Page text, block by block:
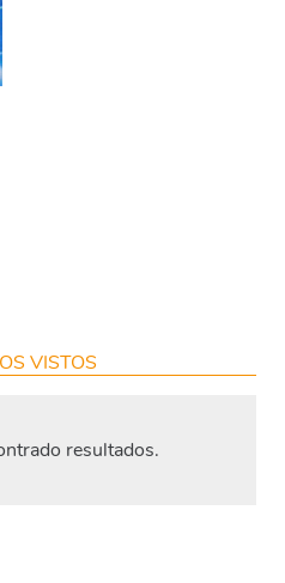
VISTOS
resultados.